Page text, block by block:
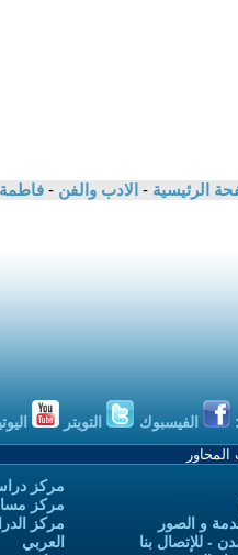
الرئيسية - الادب والفن -
الفيسبوك التويتر
و الصور
- للإتصال بنا
مركز
مركز
مركز
العربي